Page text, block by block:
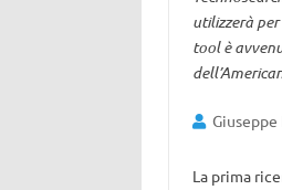
utilizzerà
tool è
Giuseppe
La prima